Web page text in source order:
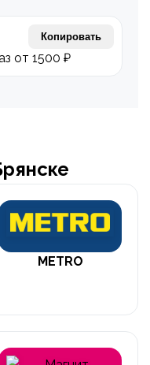
Копировать
от 1500 ₽
METRO